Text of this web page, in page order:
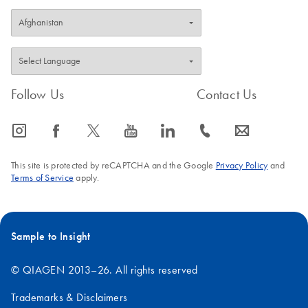
Product Sheet
EN
Follow Us
icon_0065_instagram-s icon_0064_facebook-s icon_0340_cc_gen_x-s icon_0077_youtube-s icon_0066_linkedin-s
Contact Us
icon_0072_phone-s icon_0063_envelope-s
This site is protected by reCAPTCHA and the Google Privacy Policyand
Terms of Service apply.
Sample to Insight
© QIAGEN 2013–26. All rights reserved
Trademarks & Disclaimers